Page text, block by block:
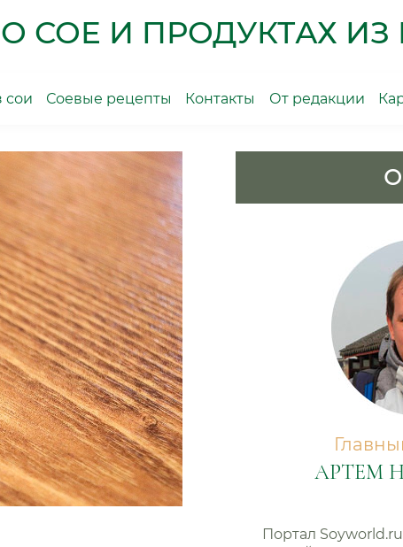
СОЕ И ПРОДУКТАХ ИЗ
сои Соевые рецепты Контакты От редакции
АРТЕМ
Портал